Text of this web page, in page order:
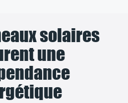
solaires
une